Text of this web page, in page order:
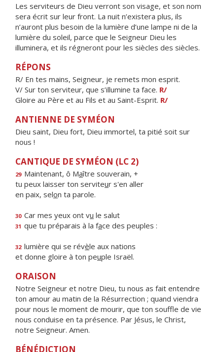
Les serviteurs de Dieu verront son visage, et son nom
sera écrit sur leur front. La nuit n’existera plus, ils
n’auront plus besoin de la lumière d’une lampe ni de la
lumière du soleil, parce que le Seigneur Dieu les
illuminera, et ils régneront pour les siècles des siècles.
RÉPONS
R/ En tes mains, Seigneur, je remets mon esprit.
V/ Sur ton serviteur, que s’illumine ta face. R/
Gloire au Père et au Fils et au Saint-Esprit. R/
ANTIENNE DE SYMÉON
Dieu saint, Dieu fort, Dieu immortel, ta pitié soit sur
nous !
CANTIQUE DE SYMÉON (LC 2)
29 Maintenant, ô Maître souverain, +
tu peux laisser ton serviteur s'en aller
en paix, selon ta parole.
30 Car mes yeux ont vu le salut
31 que tu préparais à la face des peuples :
32 lumière qui se révèle aux nations
et donne gloire à ton peuple Israël.
ORAISON
Notre Seigneur et notre Dieu, tu nous as fait entendre
ton amour au matin de la Résurrection ; quand viendra
pour nous le moment de mourir, que ton souffle de vie
nous conduise en ta présence. Par Jésus, le Christ,
notre Seigneur. Amen.
BÉNÉDICTION